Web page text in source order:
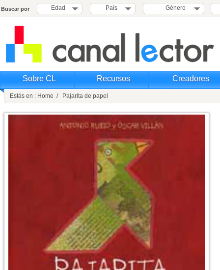
Buscar por Edad País Género
Sobre CL Recursos Creadores
Estás en : Home / Pajarita de papel